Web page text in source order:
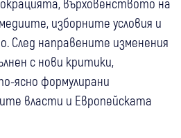
изборните условия и
След направените изменения
с нови критики,
ясно формулирани
власти и Европейската